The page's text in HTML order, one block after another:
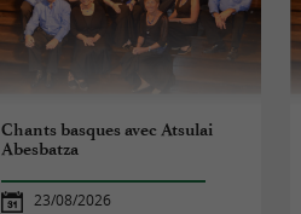
Chants basques avec Atsulai
Abesbatza
23/08/2026